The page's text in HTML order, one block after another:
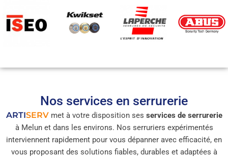
Nos services en serrurerie
ARTISERVmet à votre disposition ses services de serrurerie
à Melun et dans les environs. Nos serruriers expérimentés
interviennent rapidement pour vous dépanner avec efficacité, en
vous proposant des solutions fiables, durables et adaptées à